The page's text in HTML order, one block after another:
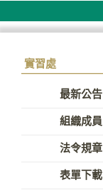
實習處
最新公告
組織成員
法令規章
表單下載